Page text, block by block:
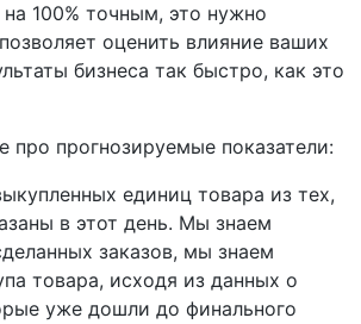
на 100% точным, это нужно
оценить влияние ваших
бизнеса так быстро, как это
про прогнозируемые показатели:
единиц товара из тех,
в этот день. Мы знаем
заказов, мы знаем
товара, исходя из данных о
уже дошли до финального